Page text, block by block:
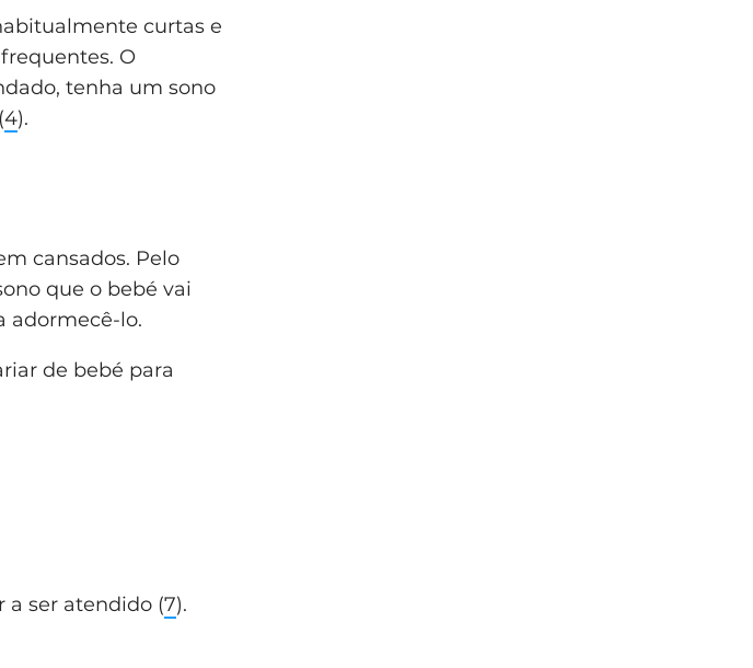
curtas e
O
tenha um sono
4).
cansados. Pelo
que o bebé vai
adormecê-lo.
de bebé para
a ser atendido (7).